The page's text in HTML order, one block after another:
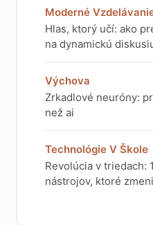
Moderné
Hlas, ktorý učí: ako
na dynamickú
Výchova
Zrkadlové neuróny:
než ai
Technológie V Škole
Revolúcia v triedach:
nástrojov, ktoré